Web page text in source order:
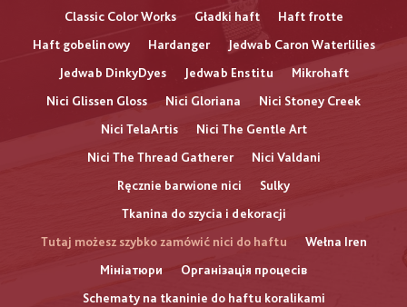
Classic Color Works Gładki haft
Haft frotte
Haft gobelinowy
Hardanger
Jedwab Caron Waterlilies
Jedwab DinkyDyes
Jedwab Enstitu
Mikrohaft
Nici Glissen Gloss
Nici Gloriana
Nici Stoney Creek
Nici TelaArtis
Nici The Gentle Art
Nici The Thread Gatherer
Nici Valdani
Ręcznie barwione nici
Sulky
Tkanina do szycia i dekoracji
Tutaj możesz szybko zamówić nici do haftu
Wełna Iren
Мініатюри
Організація процесів
Schematy na tkaninie do haftu koralikami